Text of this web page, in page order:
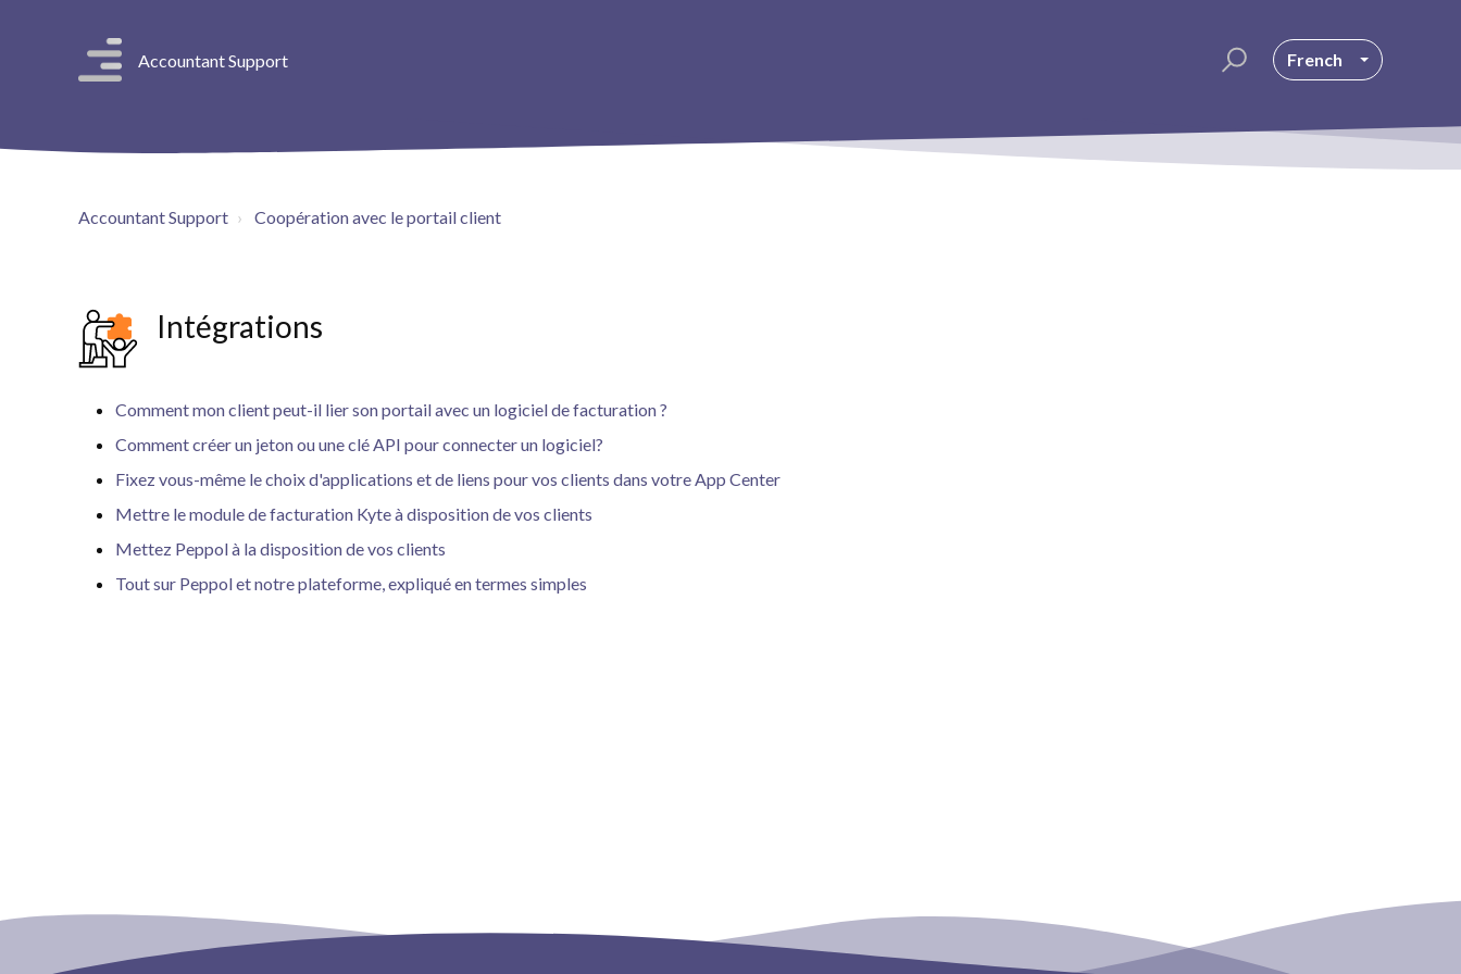
Accountant Support French
Accountant Support Coopération avec le portail client
Intégrations
Comment mon client peut-il lier son portail avec un logiciel de facturation ?
Comment créer un jeton ou une clé API pour connecter un logiciel?
Fixez vous-même le choix d'applications et de liens pour vos clients dans votre App Center
Mettre le module de facturation Kyte à disposition de vos clients
Mettez Peppol à la disposition de vos clients
Tout sur Peppol et notre plateforme, expliqué en termes simples